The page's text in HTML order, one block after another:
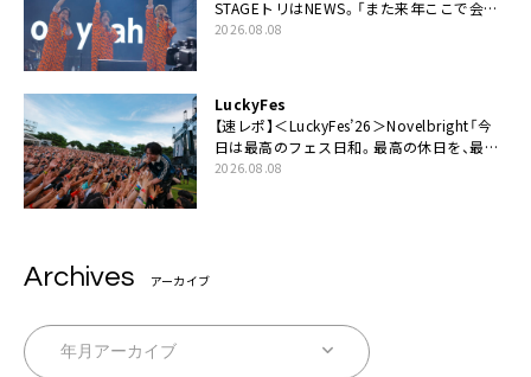
STAGEトリはNEWS。「また来年ここで会い
ましょう！」
2026.08.08
LuckyFes
【速レポ】＜LuckyFes’26＞Novelbright「今
日は最高のフェス日和。最高の休日を、最高
の夏休みを作っていきたい」
2026.08.08
Archives アーカイブ